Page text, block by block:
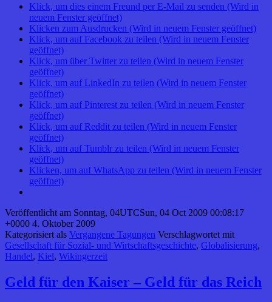
Klick, um dies einem Freund per E-Mail zu senden (Wird in
neuem Fenster geöffnet)
Klicken zum Ausdrucken (Wird in neuem Fenster geöffnet)
Klick, um auf Facebook zu teilen (Wird in neuem Fenster
geöffnet)
Klick, um über Twitter zu teilen (Wird in neuem Fenster
geöffnet)
Klick, um auf LinkedIn zu teilen (Wird in neuem Fenster
geöffnet)
Klick, um auf Pinterest zu teilen (Wird in neuem Fenster
geöffnet)
Klick, um auf Reddit zu teilen (Wird in neuem Fenster
geöffnet)
Klick, um auf Tumblr zu teilen (Wird in neuem Fenster
geöffnet)
Klicken, um auf WhatsApp zu teilen (Wird in neuem Fenster
geöffnet)
Veröffentlicht am Sonntag, 04UTCSun, 04 Oct 2009 00:08:17
+0000 4. Oktober 2009
Kategorisiert als Vergangene Tagungen Verschlagwortet mit
Gesellschaft für Sozial- und Wirtschaftsgeschichte, Globalisierung,
Handel, Kiel, Wikingerzeit
Geld für den Kaiser – Geld für das Reich